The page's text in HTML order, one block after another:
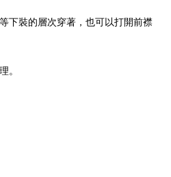
下裝的層次穿著，也可以打開前襟
。